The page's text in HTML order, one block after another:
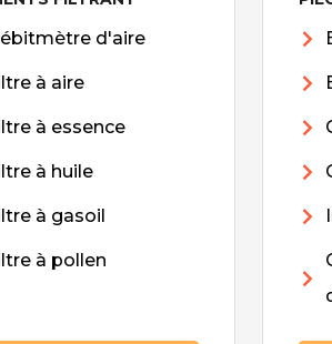
d'aire
à aire
à essence
à huile
à gasoil
à pollen